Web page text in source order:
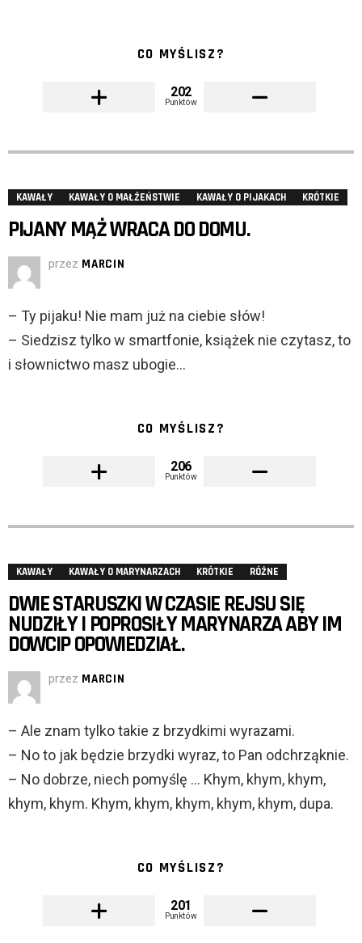
CO MYŚLISZ?
202
Punktów
KAWAŁY KAWAŁY O MAŁŻEŃSTWIE KAWAŁY O PIJAKACH KRÓTKIE
PIJANY MĄŻ WRACA DO DOMU.
przez MARCIN
– Ty pijaku! Nie mam już na ciebie słów!
– Siedzisz tylko w smartfonie, książek nie czytasz, to
i słownictwo masz ubogie…
CO MYŚLISZ?
206
Punktów
KAWAŁY KAWAŁY O MARYNARZACH KRÓTKIE RÓŻNE
DWIE STARUSZKI W CZASIE REJSU SIĘ
NUDZIŁY I POPROSIŁY MARYNARZA ABY IM
DOWCIP OPOWIEDZIAŁ.
przez MARCIN
– Ale znam tylko takie z brzydkimi wyrazami.
– No to jak będzie brzydki wyraz, to Pan odchrząknie.
– No dobrze, niech pomyślę … Khym, khym, khym,
khym, khym. Khym, khym, khym, khym, khym, dupa.
CO MYŚLISZ?
201
Punktów